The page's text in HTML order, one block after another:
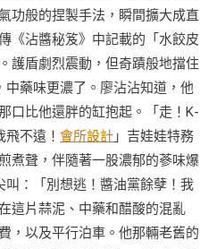
功般的捏製手法，瞬間擴大成直
《沾醬秘笈》中記載的「水餃皮
護盾劇烈震動，但奇蹟般地擋住
藥味更濃了。廖沾沾知道，他
口比他還胖的缸抱起。「走！K-
不遠！ 會所設計 」吉娃娃特務
煮聲，伴隨著一股濃郁的蔘味爆
：「別想逃！醬油黨餘孽！我
這片蒜泥、中藥和醋酸的混亂
，以及平行泊車。他那輛老舊的